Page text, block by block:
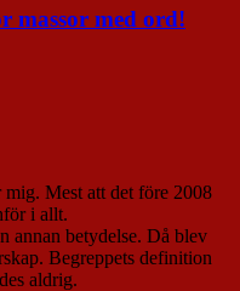
massor med ord!
Mest att det före 2008
i allt.
annan betydelse. Då blev
Begreppets definition
aldrig.